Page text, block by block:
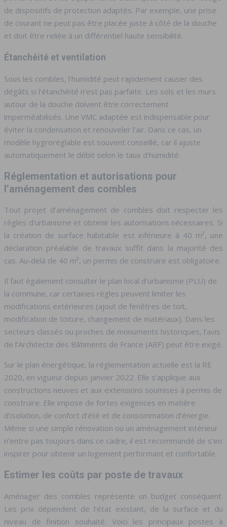
de dispositifs de protection adaptés. Par exemple, une prise
de courant ne peut pas être placée juste à côté de la douche
et doit être reliée à un différentiel haute sensibilité.
Étanchéité et ventilation
Sous les combles, l’humidité peut rapidement causer des
dégâts si l’étanchéité n’est pas parfaite. Les sols et les murs
autour de la douche doivent être correctement
imperméabilisés. Une VMC adaptée est indispensable pour
éviter la condensation et renouveler l’air. Dans ce cas, un
modèle hygroréglable est souvent conseillé, car il ajuste
automatiquement le débit selon le taux d’humidité.
Réglementation et autorisations pour
l’aménagement des combles
Tout projet d’aménagement de combles doit respecter les
règles d’urbanisme et obtenir les autorisations nécessaires. Si
la création de surface habitable est inférieure à 40 m², une
déclaration préalable de travaux suffit dans la majorité des
cas. Au-delà de 40 m², un permis de construire est obligatoire.
Il faut également consulter le plan local d’urbanisme (PLU) de
la commune, car certaines règles peuvent limiter les
modifications extérieures (ajout de fenêtres de toit,
modification de toiture, changement de matériaux). Dans les
secteurs classés ou proches de monuments historiques, l’avis
de l’Architecte des Bâtiments de France (ABF) peut être exigé.
Sur le plan énergétique, la réglementation actuelle est la RE
2020, en vigueur depuis janvier 2022. Elle s’applique aux
constructions neuves et aux extensions soumises à permis de
construire. Elle impose de fortes exigences en matière
d’isolation, de confort d’été et de consommation d’énergie.
Même si une simple rénovation ou un aménagement intérieur
n’entre pas toujours dans ce cadre, il est recommandé de s’en
inspirer pour obtenir un logement performant et confortable.
Estimer les coûts par poste de travaux
Aménager des combles représente un budget conséquent.
Les prix dépendent de l’état existant, de la surface et du
niveau de finition souhaité. Voici les principaux postes à